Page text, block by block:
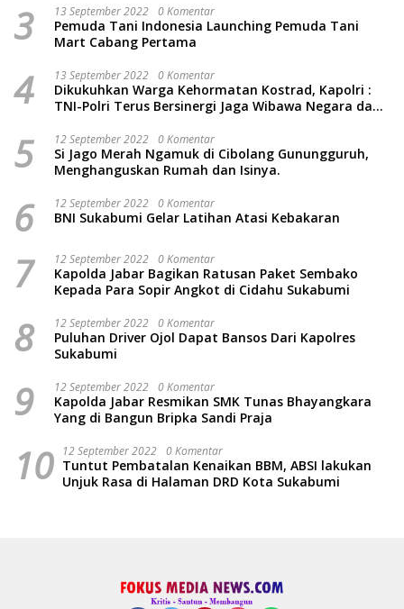
3 13 September 2022 0 Komentar
Pemuda Tani Indonesia Launching Pemuda Tani
Mart Cabang Pertama
4 13 September 2022 0 Komentar
Dikukuhkan Warga Kehormatan Kostrad, Kapolri :
TNI-Polri Terus Bersinergi Jaga Wibawa Negara dan
5 12 September 2022 0 Komentar
Si Jago Merah Ngamuk di Cibolang Gunungguruh,
Menghanguskan Rumah dan Isinya.
6 12 September 2022 0 Komentar
BNI Sukabumi Gelar Latihan Atasi Kebakaran
7 12 September 2022 0 Komentar
Kapolda Jabar Bagikan Ratusan Paket Sembako
Kepada Para Sopir Angkot di Cidahu Sukabumi
8 12 September 2022 0 Komentar
Puluhan Driver Ojol Dapat Bansos Dari Kapolres
Sukabumi
9 12 September 2022 0 Komentar
Kapolda Jabar Resmikan SMK Tunas Bhayangkara
Yang di Bangun Bripka Sandi Praja
10 12 September 2022 0 Komentar
Tuntut Pembatalan Kenaikan BBM, ABSI lakukan
Unjuk Rasa di Halaman DRD Kota Sukabumi